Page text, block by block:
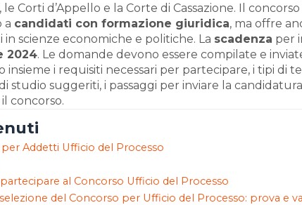
Corti d’Appello e la Corte di Cassazione. Il concorso
a candidati con formazione giuridica, ma offre
scienze economiche e politiche. La scadenza per
2024. Le domande devono essere compilate e
insieme i requisiti necessari per partecipare, i tipi di
studio suggeriti, i passaggi per inviare la
concorso.
Addetti Ufficio del Processo
al Concorso Ufficio del Processo
del Concorso per Ufficio del Processo: prova e